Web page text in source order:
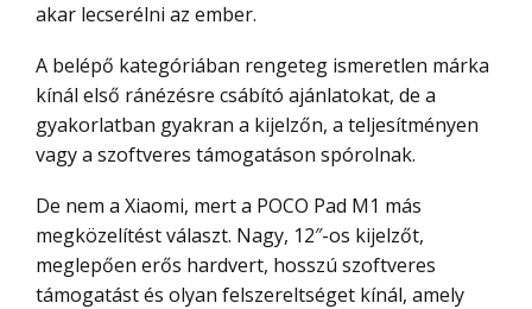
akar lecserélni az ember.
A belépő kategóriában rengeteg ismeretlen márka
kínál első ránézésre csábító ajánlatokat, de a
gyakorlatban gyakran a kijelzőn, a teljesítményen
vagy a szoftveres támogatáson spórolnak.
De nem a Xiaomi, mert a POCO Pad M1 más
megközelítést választ. Nagy, 12″-os kijelzőt,
meglepően erős hardvert, hosszú szoftveres
támogatást és olyan felszereltséget kínál, amely